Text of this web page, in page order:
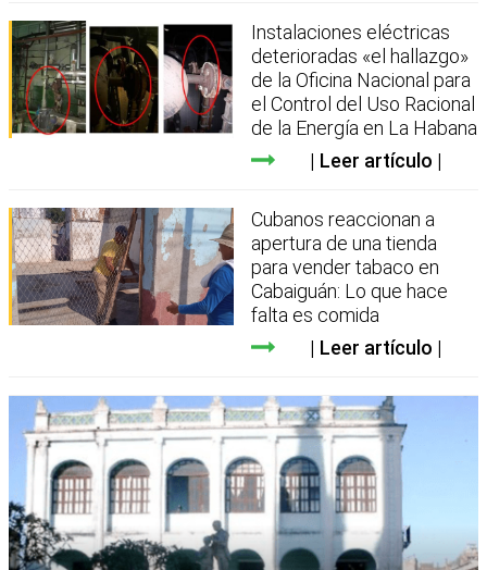
Instalaciones eléctricas
deterioradas «el hallazgo»
de la Oficina Nacional para
el Control del Uso Racional
de la Energía en La Habana
Leer artículo
Cubanos reaccionan a
apertura de una tienda
para vender tabaco en
Cabaiguán: Lo que hace
falta es comida
Leer artículo